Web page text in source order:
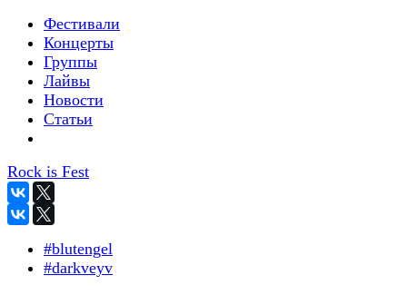
Фестивали
Концерты
Группы
Лайвы
Новости
Статьи
Rock is Fest
#blutengel
#darkveyv